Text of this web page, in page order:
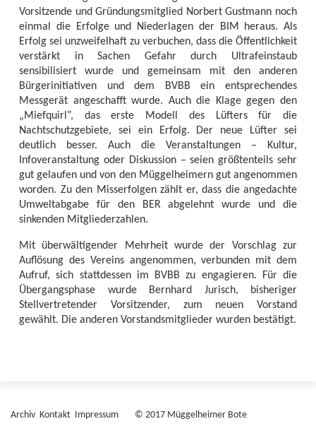
Vorsitzende und Gründungsmitglied Norbert Gustmann noch
einmal die Erfolge und Niederlagen der BIM heraus. Als
Erfolg sei unzweifelhaft zu verbuchen, dass die Öffentlichkeit
verstärkt in Sachen Gefahr durch Ultrafeinstaub
sensibilisiert wurde und gemeinsam mit den anderen
Bürgerinitiativen und dem BVBB ein entsprechendes
Messgerät angeschafft wurde. Auch die Klage gegen den
„Miefquirl”, das erste Modell des Lüfters für die
Nachtschutzgebiete, sei ein Erfolg. Der neue Lüfter sei
deutlich besser. Auch die Veranstaltungen – Kultur,
Infoveranstaltung oder Diskussion – seien größtenteils sehr
gut gelaufen und von den Müggelheimern gut angenommen
worden. Zu den Misserfolgen zählt er, dass die angedachte
Umweltabgabe für den BER abgelehnt wurde und die
sinkenden Mitgliederzahlen.
Mit überwältigender Mehrheit wurde der Vorschlag zur
Auflösung des Vereins angenommen, verbunden mit dem
Aufruf, sich stattdessen im BVBB zu engagieren. Für die
Übergangsphase wurde Bernhard Jurisch, bisheriger
Stellvertretender Vorsitzender, zum neuen Vorstand
gewählt. Die anderen Vorstandsmitglieder wurden bestätigt.
Archiv Kontakt Impressum © 2017 Müggelheimer Bote